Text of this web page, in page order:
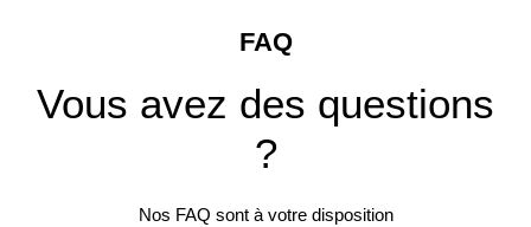
FAQ
Vous avez des questions
?
Nos FAQ sont à votre disposition